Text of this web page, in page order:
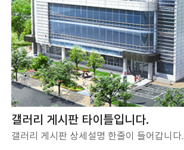
갤러리 게시판 타이틀입니다.
갤러리 게시판 상세설명 한줄이 들어갑니다.